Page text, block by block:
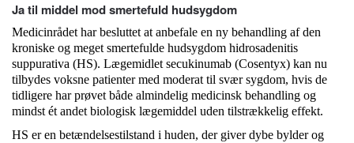
Ja til middel mod smertefuld hudsygdom
Medicinrådet har besluttet at anbefale en ny behandling af den
kroniske og meget smertefulde hudsygdom hidrosadenitis
suppurativa (HS). Lægemidlet secukinumab (Cosentyx) kan nu
tilbydes voksne patienter med moderat til svær sygdom, hvis de
tidligere har prøvet både almindelig medicinsk behandling og
mindst ét andet biologisk lægemiddel uden tilstrækkelig effekt.
HS er en betændelsestilstand i huden, der giver dybe bylder og